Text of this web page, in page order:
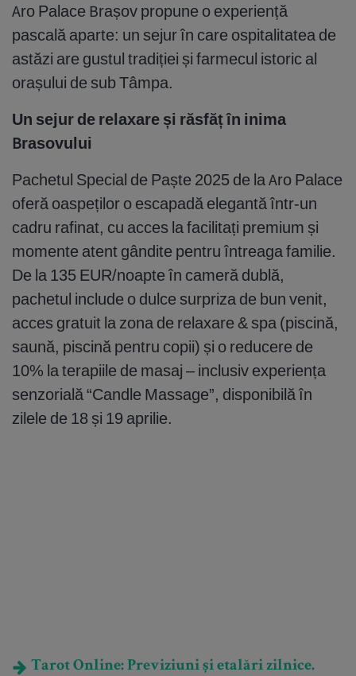
Aro Palace Brașov propune o experiență
pascală aparte: un sejur în care ospitalitatea de
astăzi are gustul tradiției și farmecul istoric al
orașului de sub Tâmpa.
Un sejur de relaxare și răsfăț în inima
Brasovului
Pachetul Special de Paște 2025 de la Aro Palace
oferă oaspeților o escapadă elegantă într-un
cadru rafinat, cu acces la facilitați premium și
momente atent gândite pentru întreaga familie.
De la 135 EUR/noapte în cameră dublă,
pachetul include o dulce surpriza de bun venit,
acces gratuit la zona de relaxare & spa (piscină,
saună, piscină pentru copii) și o reducere de
10% la terapiile de masaj – inclusiv experiența
senzorială “Candle Massage”, disponibilă în
zilele de 18 și 19 aprilie.
Tarot Online: Previziuni și etalări zilnice.